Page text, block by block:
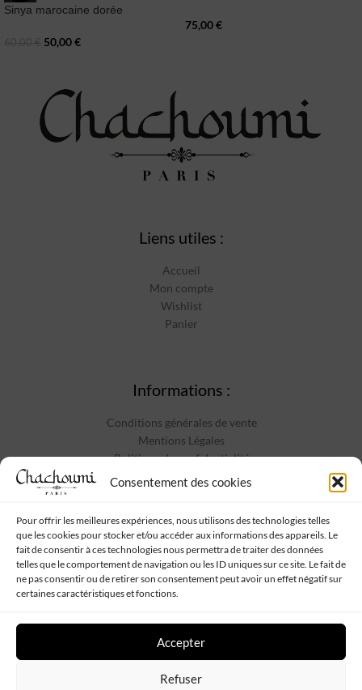
Consentement des cookies
Pour offrir les meilleures expériences, nous utilisons des technologies telles
que les cookies pour stocker et/ou accéder aux informations des appareils. Le
fait de consentir à ces technologies nous permettra de traiter des données
telles que le comportement de navigation ou les ID uniques sur ce site. Le fait de
ne pas consentir ou de retirer son consentement peut avoir un effet négatif sur
certaines caractéristiques et fonctions.
Accepter
Refuser
Sinya marocaine dorée
50,00€
75,00€
Liens utiles :
Accueil
Mon compte
Wishlist
Panier
Informations :
Conditions générales de vente
Mentions Légales
Politique de confidentialité
Contact
Suivez-nous :
Chachoumi Tous droits réservés - Propulsé parWeb My Sister-Plan
de site